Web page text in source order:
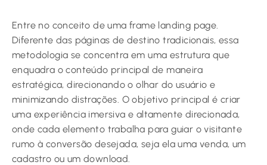
Entre no conceito de uma frame landing page.
Diferente das páginas de destino tradicionais, essa
metodologia se concentra em uma estrutura que
enquadra o conteúdo principal de maneira
estratégica, direcionando o olhar do usuário e
minimizando distrações. O objetivo principal é criar
uma experiência imersiva e altamente direcionada,
onde cada elemento trabalha para guiar o visitante
rumo à conversão desejada, seja ela uma venda, um
cadastro ou um download.